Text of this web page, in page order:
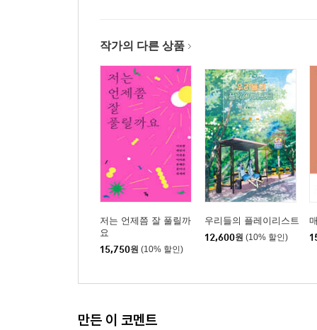
작가의 다른 상품
저는 언제쯤 잘 풀릴까
요
15,750원 (10% 할인)
우리들의 플레이리스트
12,600원 (10% 할인)
만든 이 코멘트